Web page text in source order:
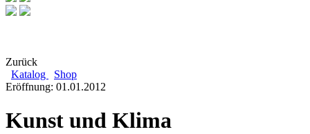
Zurück
Katalog
Shop
Eröffnung: 01.01.2012
Kunst und Klima